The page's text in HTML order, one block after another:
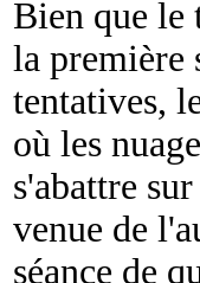
Bien que le
la première
tentatives,
où les
s'abattre
venue de
séance de